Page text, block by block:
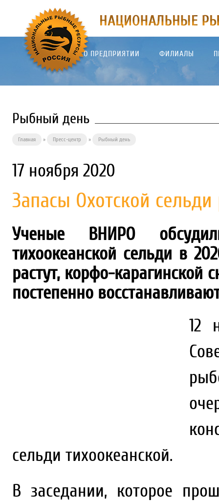
О ПРЕДПРИЯТИИ ФИЛИАЛЫ
Рыбный день
Главная » Пресс-центр » Рыбный день
17 ноября 2020
Запасы Охотской сельди
Ученые ВНИРО
тихоокеанской сельди в
растут, корфо-карагинской
постепенно
12
сельди тихоокеанской.
В заседании, которое